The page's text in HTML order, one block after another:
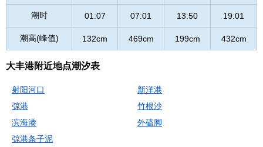
潮时 01:07 07:01 13:50 19:01
潮高(峰值) 132cm 469cm 199cm 432cm
大丰港附近地点潮汐表
射阳河口
新洋港
弶港
竹根沙
滨海港
外磕脚
弶港条子泥